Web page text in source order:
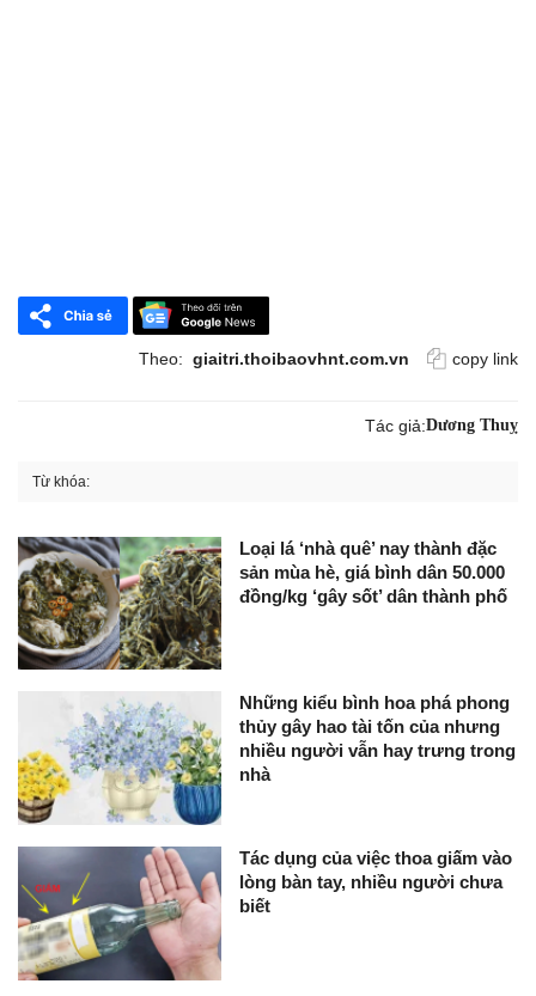
Theo: giaitri.thoibaovhnt.com.vn copy link
Tác giả:Dương Thuỵ
Từ khóa:
Loại lá ‘nhà quê’ nay thành đặc
sản mùa hè, giá bình dân 50.000
đồng/kg ‘gây sốt’ dân thành phố
Những kiểu bình hoa phá phong
thủy gây hao tài tốn của nhưng
nhiều người vẫn hay trưng trong
nhà
Tác dụng của việc thoa giấm vào
lòng bàn tay, nhiều người chưa
biết